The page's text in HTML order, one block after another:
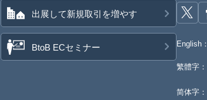
出展して新規取引を増やす
BtoB ECセミナー English：
繁體字：
简体字：